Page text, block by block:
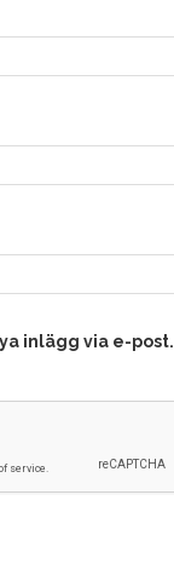
inlägg via e-post.